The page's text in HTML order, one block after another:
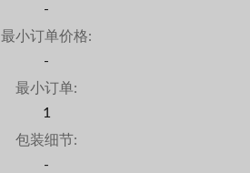
-
最小订单价格:
-
最小订单:
1
包装细节:
-